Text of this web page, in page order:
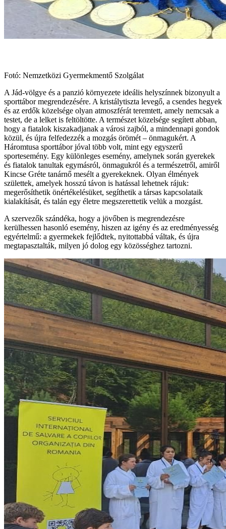
Fotó: Nemzetközi Gyermekmentő Szolgálat
A Jád-völgye és a panzió környezete ideális helyszínnek bizonyult a
sporttábor megrendezésére. A kristálytiszta levegő, a csendes hegyek
és az erdők közelsége olyan atmoszférát teremtett, amely nemcsak a
testet, de a lelket is feltöltötte. A természet közelsége segített abban,
hogy a fiatalok kiszakadjanak a városi zajból, a mindennapi gondok
közül, és újra felfedezzék a mozgás örömét – önmagukért. A
Háromtusa sporttábor jóval több volt, mint egy egyszerű
sportesemény. Egy különleges esemény, amelynek során gyerekek
és fiatalok tanultak egymásról, önmagukról és a természetről, amiről
Kincse Gréte tanárnő mesélt a gyerekeknek. Olyan élmények
születtek, amelyek hosszú távon is hatással lehetnek rájuk:
megerősíthetik önértékelésüket, segíthetik a társas kapcsolataik
kialakítását, és talán egy életre megszerettetik velük a mozgást.
A szervezők szándéka, hogy a jövőben is megrendezésre
kerülhessen hasonló esemény, hiszen az igény és az eredményesség
egyértelmű: a gyermekek fejlődtek, nyitottabbá váltak, és újra
megtapasztalták, milyen jó dolog egy közösséghez tartozni.